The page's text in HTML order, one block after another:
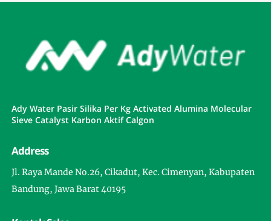
Ady Water Pasir Silika Per Kg Activated Alumina Molecular
Sieve Catalyst Karbon Aktif Calgon
Address
Jl. Raya Mande No.26, Cikadut, Kec. Cimenyan, Kabupaten
Bandung, Jawa Barat 40195